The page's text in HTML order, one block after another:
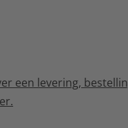
een levering,